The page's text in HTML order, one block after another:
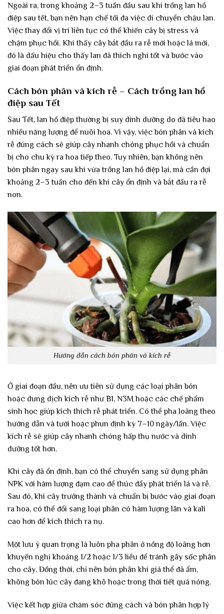
Ngoài ra, trong khoảng 2–3 tuần đầu sau khi trồng lan hồ
điệp sau tết, bạn nên hạn chế tối đa việc di chuyển chậu lan.
Việc thay đổi vị trí liên tục có thể khiến cây bị stress và
chậm phục hồi. Khi thấy cây bắt đầu ra rễ mới hoặc lá mới,
đó là dấu hiệu cho thấy lan đã thích nghi tốt và bước vào
giai đoạn phát triển ổn định.
Cách bón phân và kích rễ – Cách trồng lan hồ
điệp sau Tết
Sau Tết, lan hồ điệp thường bị suy dinh dưỡng do đã tiêu hao
nhiều năng lượng để nuôi hoa. Vì vậy, việc bón phân và kích
rễ đúng cách sẽ giúp cây nhanh chóng phục hồi và chuẩn
bị cho chu kỳ ra hoa tiếp theo. Tuy nhiên, bạn không nên
bón phân ngay sau khi vừa trồng lan hồ điệp lại, mà cần đợi
khoảng 2–3 tuần cho đến khi cây ổn định và bắt đầu ra rễ
non.
Hướng dẫn cách bón phân và kích rễ
Ở giai đoạn đầu, nên ưu tiên sử dụng các loại phân bón
hoặc dung dịch kích rễ như B1, N3M hoặc các chế phẩm
sinh học giúp kích thích rễ phát triển. Có thể pha loãng theo
hướng dẫn và tưới hoặc phun định kỳ 7–10 ngày/lần. Việc
kích rễ sẽ giúp cây nhanh chóng hấp thụ nước và dinh
dưỡng tốt hơn.
Khi cây đã ổn định, bạn có thể chuyển sang sử dụng phân
NPK với hàm lượng đạm cao để thúc đẩy phát triển lá và rễ.
Sau đó, khi cây trưởng thành và chuẩn bị bước vào giai đoạn
ra hoa, có thể đổi sang loại phân có hàm lượng lân và kali
cao hơn để kích thích ra nụ.
Một lưu ý quan trọng là luôn pha phân ở nồng độ loãng hơn
khuyến nghị khoảng 1/2 hoặc 1/3 liều để tránh gây sốc phân
cho cây. Đồng thời, chỉ nên bón phân khi giá thể đã ẩm,
không bón lúc cây đang khô hoặc trong thời tiết quá nóng.
Việc kết hợp giữa chăm sóc đúng cách và bón phân hợp lý